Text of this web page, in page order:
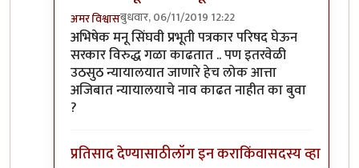
अमर विश्वासबुधवार, 06/11/2019 12:22
In reply toमी विषय सोडून दिला आहे , कारणby
अभिषेक मनू सिंघवी प्रभूती पत्रकार परिषद घेऊन
सरकार विरुद्ध गळा काढतात .. पण इतरवेळी
उठसुठ न्यायालयात जाणारे हेच लोक आत्ता
अजिबात न्यायालयाचे नाव काढत नाहीत का बुवा
?
प्रतिसाद देण्यासाठीलॉग इन कराकिंवासदस्य व्हा